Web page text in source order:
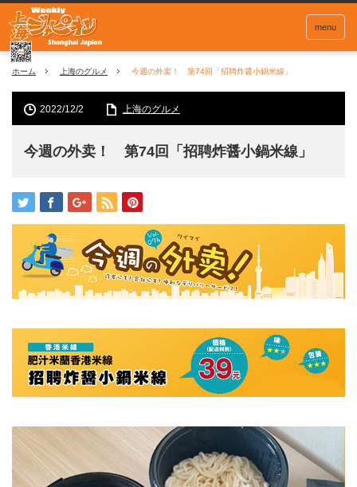
menu
ホーム 上海のグルメ 今週の外卖！ 第74回「招聘炸醤小鍋米線」
2022/12/2 上海のグルメ
今週の外卖！ 第74回「招聘炸醤小鍋米線」